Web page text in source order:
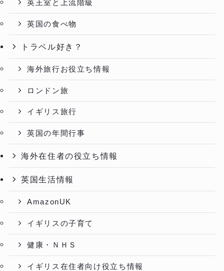
英王室と上流階級
英国の食べ物
トラベル好き？
海外旅行お役立ち情報
ロンドン旅
イギリス旅行
英国の年間行事
海外在住者の役立ち情報
英国生活情報
AmazonUK
イギリスの子育て
健康・ＮＨＳ
イギリス在住者向け役立ち情報